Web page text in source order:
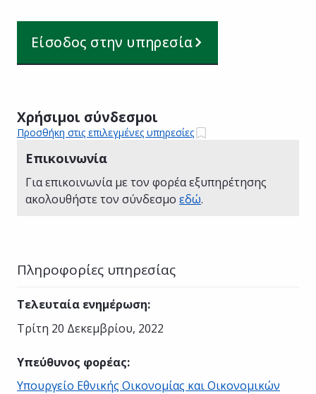
Είσοδος στην υπηρεσία
Χρήσιμοι σύνδεσμοι
Προσθήκη στις επιλεγμένες υπηρεσίες
Επικοινωνία
Για επικοινωνία με τον φορέα εξυπηρέτησης
ακολουθήστε τον σύνδεσμο εδώ.
Πληροφορίες υπηρεσίας
Τελευταία ενημέρωση:
Τρίτη 20 Δεκεμβρίου, 2022
Υπεύθυνος φορέας:
Υπουργείο Εθνικής Οικονομίας και Οικονομικών